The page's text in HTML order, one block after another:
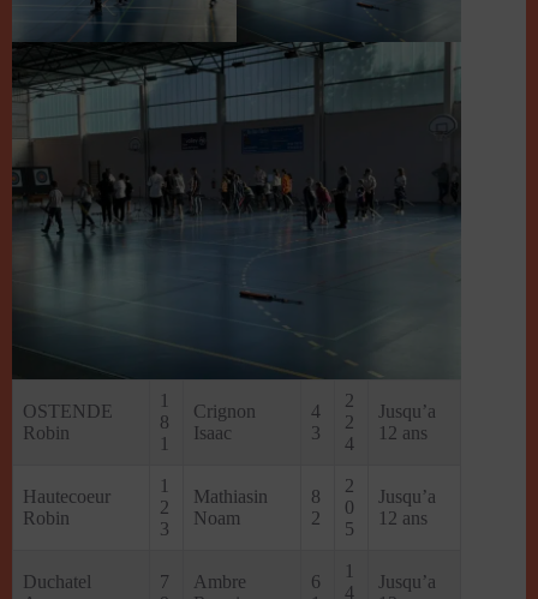
OSTENDE
Robin
1
8
1
Crignon
Isaac
4
3
2
2
4
Jusqu’a
12 ans
Hautecoeur
Robin
1
2
3
Mathiasin
Noam
8
2
2
0
5
Jusqu’a
12 ans
Duchatel
7
Ambre
6
1
4
Jusqu’a